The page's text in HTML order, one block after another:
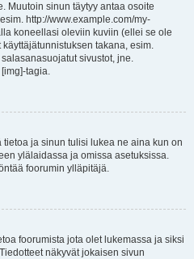
Muutoin sinun täytyy antaa osoite
http://www.example.com/my-
koneellasi oleviin kuviin (ellei se ole
takana, esim.
sivustot, jne.
tagia.
ja sinun tulisi lukea ne aina kun on
ylälaidassa ja omissa asetuksissa.
foorumin ylläpitäjä.
foorumista jota olet lukemassa ja siksi
näkyvät jokaisen sivun